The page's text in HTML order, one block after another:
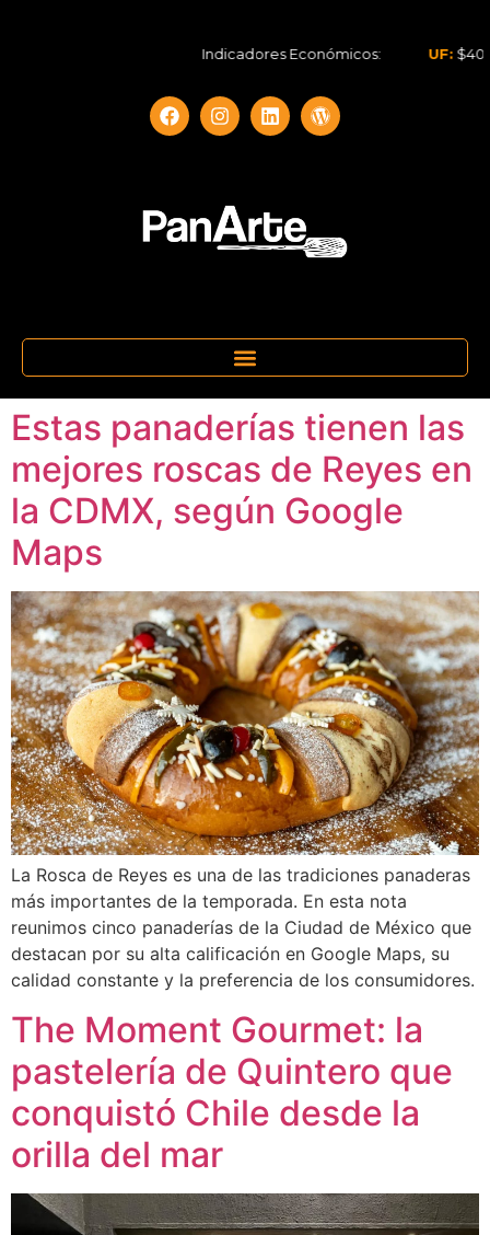
Indicadores Económicos: UF: $40.844,79
Estas panaderías tienen las
mejores roscas de Reyes en
la CDMX, según Google
Maps
La Rosca de Reyes es una de las tradiciones panaderas
más importantes de la temporada. En esta nota
reunimos cinco panaderías de la Ciudad de México que
destacan por su alta calificación en Google Maps, su
calidad constante y la preferencia de los consumidores.
The Moment Gourmet: la
pastelería de Quintero que
conquistó Chile desde la
orilla del mar